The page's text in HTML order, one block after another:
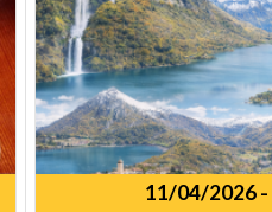
11/04/2026-